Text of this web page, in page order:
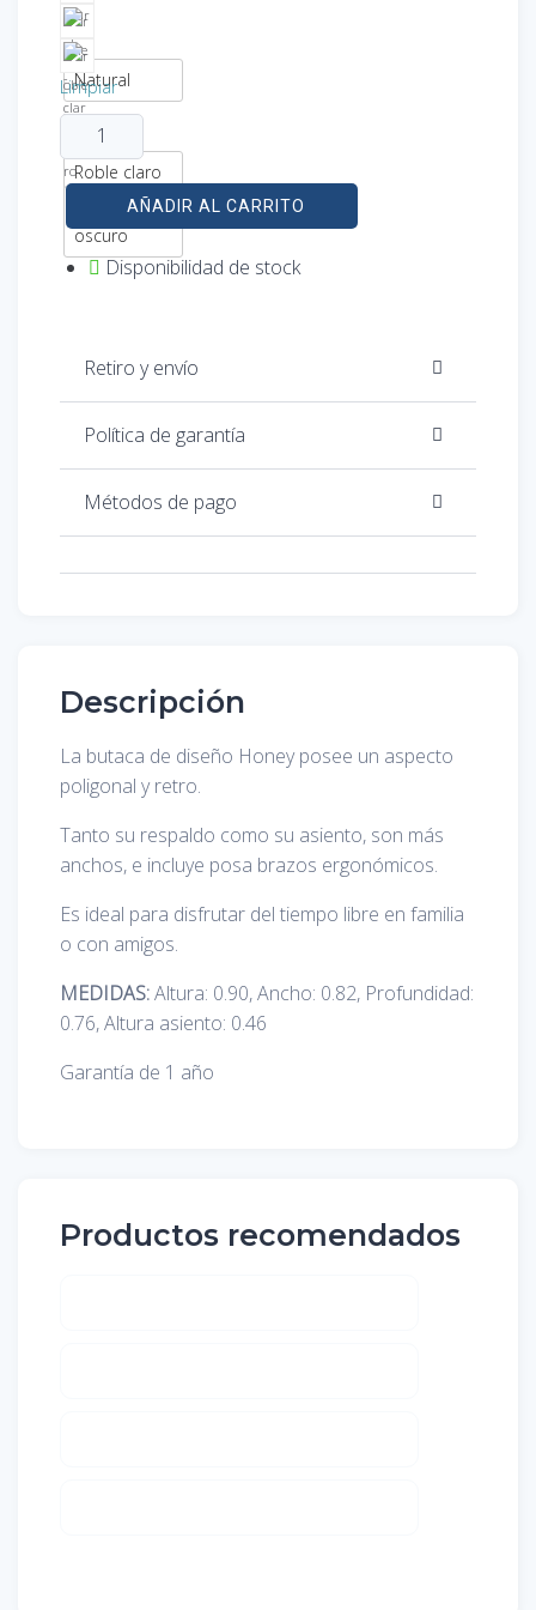
Natural
Roble claro
oscuro
Limpiar
AÑADIR AL CARRITO
Disponibilidad de stock
Retiro y envío
Política de garantía
Métodos de pago
Descripción
La butaca de diseño Honey posee un aspecto
poligonal y retro.
Tanto su respaldo como su asiento, son más
anchos, e incluye posa brazos ergonómicos.
Es ideal para disfrutar del tiempo libre en familia
o con amigos.
MEDIDAS:Altura: 0.90, Ancho: 0.82, Profundidad:
0.76, Altura asiento: 0.46
Garantía de 1 año
Productos recomendados